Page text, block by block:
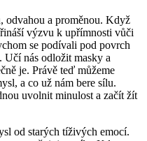
odvahou a proměnou. Když
výzvu k upřímnosti vůči
se podívali pod povrch
nás odložit masky a
je. Právě teď můžeme
a co už nám bere sílu.
uvolnit minulost a začít žít
od starých tíživých emocí.